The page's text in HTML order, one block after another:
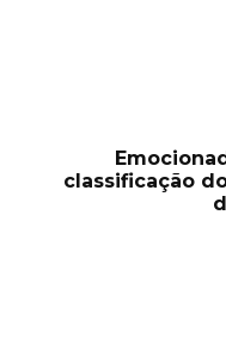
classificação